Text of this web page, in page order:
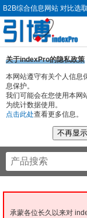
B2B综合信息网站 对比选
关于indexPro的隐私政策
本网站遵守有关个人信息
息保护。
我们可能会在您使用本网
为统计数据使用。
点击此处查看更多信息。
承蒙各位长久以来对